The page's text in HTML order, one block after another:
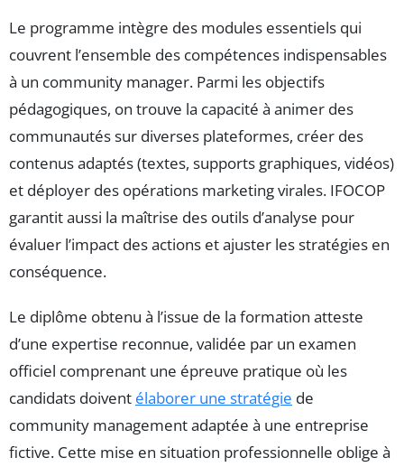
Le programme intègre des modules essentiels qui
couvrent l’ensemble des compétences indispensables
à un community manager. Parmi les objectifs
pédagogiques, on trouve la capacité à animer des
communautés sur diverses plateformes, créer des
contenus adaptés (textes, supports graphiques, vidéos)
et déployer des opérations marketing virales. IFOCOP
garantit aussi la maîtrise des outils d’analyse pour
évaluer l’impact des actions et ajuster les stratégies en
conséquence.
Le diplôme obtenu à l’issue de la formation atteste
d’une expertise reconnue, validée par un examen
officiel comprenant une épreuve pratique où les
candidats doivent élaborer une stratégie de
community management adaptée à une entreprise
fictive. Cette mise en situation professionnelle oblige à